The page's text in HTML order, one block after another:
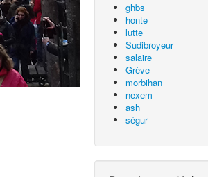
ghbs
honte
lutte
Sudibroyeur
salaire
Grève
morbihan
nexem
ash
ségur